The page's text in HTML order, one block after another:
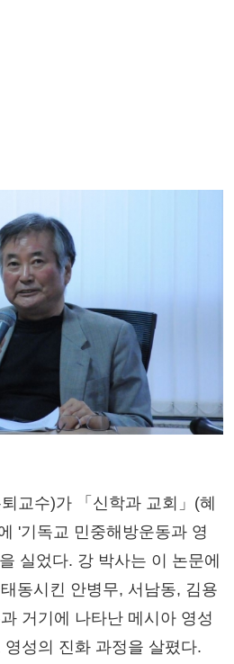
교수)가 「신학과 교회」(혜
'기독교 민중해방운동과 영
실었다. 강 박사는 이 논문에
동시킨 안병무, 서남동, 김용
거기에 나타난 메시아 영성
성의 진화 과정을 살폈다.